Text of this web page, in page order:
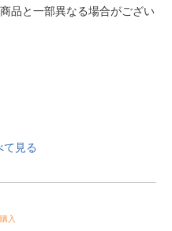
品と一部異なる場合がござい
て見る
入